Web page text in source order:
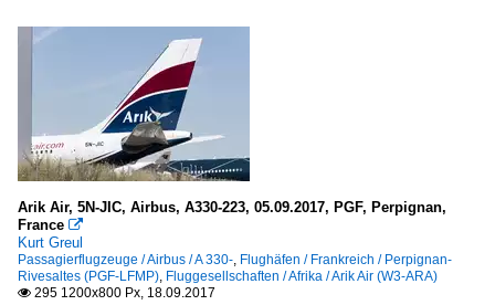
Arik Air, 5N-JIC, Airbus, A330-223, 05.09.2017, PGF, Perpignan,
France 
Kurt Greul
Passagierflugzeuge / Airbus / A 330-, Flughäfen / Frankreich / Perpignan-
Rivesaltes (PGF-LFMP), Fluggesellschaften / Afrika / Arik Air (W3-ARA)
 295 1200x800 Px, 18.09.2017